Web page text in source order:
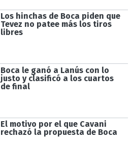
Los hinchas de Boca piden que
Tevez no patee más los tiros
libres
Boca le ganó a Lanús con lo
justo y clasificó a los cuartos
de final
El motivo por el que Cavani
rechazó la propuesta de Boca